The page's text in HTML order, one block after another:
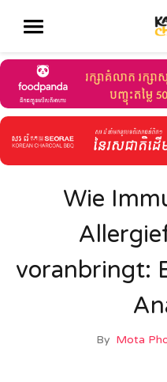
Wie
voranbringt:
By Mota